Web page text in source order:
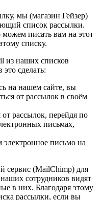
мы (магазин Гейзер)
список рассылки.
писать вам на этот
списку.
из наших списков
сделать:
на нашем сайте, вы
от рассылок в своём
рассылок, перейдя по
письмах,
письмо на
сервис (MailChimp) для
сотрудников видят
в них. Благодаря этому
рассылки, если вы